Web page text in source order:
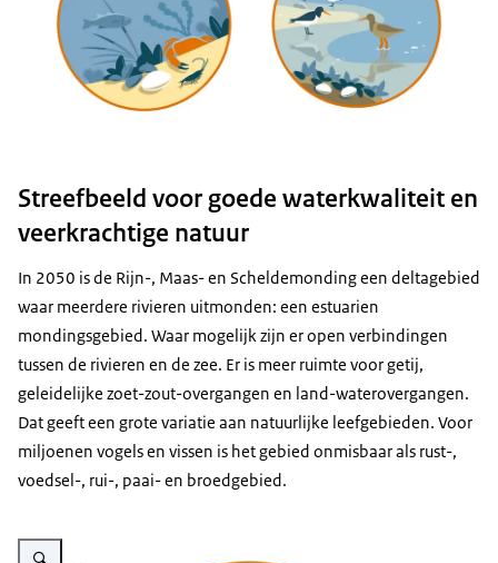
Streefbeeld voor goede waterkwaliteit en
veerkrachtige natuur
In 2050 is de Rijn-, Maas- en Scheldemonding een deltagebied
waar meerdere rivieren uitmonden: een estuarien
mondingsgebied. Waar mogelijk zijn er open verbindingen
tussen de rivieren en de zee. Er is meer ruimte voor getij,
geleidelijke zoet-zout-overgangen en land-waterovergangen.
Dat geeft een grote variatie aan natuurlijke leefgebieden. Voor
miljoenen vogels en vissen is het gebied onmisbaar als rust-,
voedsel-, rui-, paai- en broedgebied.
Vergroot afbeelding Een kaart van de Rijn-, Maas- en Scheldemonding